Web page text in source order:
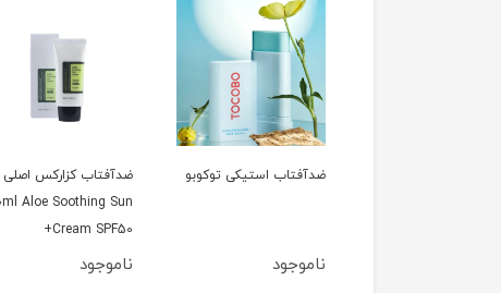
ضدآفتاب کزارکس اصلی
ناموجود
ژل شستشو گودمورنینگ
کزارکس اصلی Low pH
150ml Low pH Good
Morning Gel Cleanser
ناموجود